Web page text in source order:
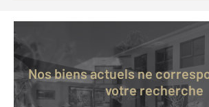
Nos biens actuels ne correspondent pas à
votre recherche